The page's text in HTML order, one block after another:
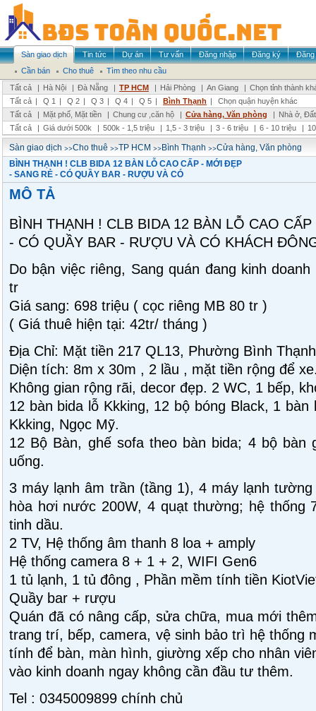
Sàn giao dịch Tin tức Dự án Tư vấn Đăng nhập Đăng ký
Đăng
Cần bán
Cho thuê
Tìm theo nhu cầu
Tất cả
| Hà Nội | Đà Nẵng | TP HCM | Hải Phòng | An Giang | Chọn tỉnh thành
Tất cả | Q 1 | Q 2 | Q 3 | Q 4 | Q 5 | Bình Thạnh |
Chọn quận huyện khác
Tất cả
| Mặt phố, Mặt tiền | Chung cư ,căn hộ | Cửa hàng, Văn phòng | Nhà ở,
Tất cả
| Giá dưới 500k | 500k - 1,5 triệu | 1,5 - 3 triệu | 3 - 6 triệu | 6 - 10 triệu |
Sàn giao dịch >>Cho thuê >>TP HCM >>Bình Thạnh >>Cửa hàng, Văn phòng
BÌNH THẠNH ! CLB BIDA 12 BÀN LỖ CAO CẤP - MỚI ĐẸP
- SANG RẺ - CÓ QUẦY BAR - RƯỢU VÀ CÓ
MÔ TẢ
BÌNH THẠNH ! CLB BIDA 12 BÀN LỖ CAO
- CÓ QUẦY BAR - RƯỢU VÀ CÓ KHÁCH
Do bận việc riêng, Sang quán đang kinh
tr
Giá sang: 698 triệu ( cọc riêng MB 80 tr )
( Giá thuê hiện tại: 42tr/ tháng )
Địa Chỉ: Mặt tiền 217 QL13, Phường Bình
Diện tích: 8m x 30m , 2 lầu , mặt tiền rộng để
Không gian rộng rãi, decor đẹp. 2 WC, 1 bếp,
12 bàn bida lỗ Kkking, 12 bộ bóng Black, 1
Kkking, Ngọc Mỹ.
12 Bộ Bàn, ghế sofa theo bàn bida; 4 bộ bàn
uống.
3 máy lạnh âm trần (tầng 1), 4 máy lạnh
hòa hơi nước 200W, 4 quạt thường; hệ thống
tinh dầu.
2 TV, Hệ thống âm thanh 8 loa + amply
Hệ thống camera 8 + 1 + 2, WIFI Gen6
1 tủ lạnh, 1 tủ đông , Phần mềm tính tiền
Quầy bar + rượu
Quán đã có nâng cấp, sửa chữa, mua mới
trang trí, bếp, camera, vệ sinh bảo trì hệ thống
tính để bàn, màn hình, giường xếp cho nhân
vào kinh doanh ngay không cần đầu tư thêm.
Tel : 0345009899 chính chủ